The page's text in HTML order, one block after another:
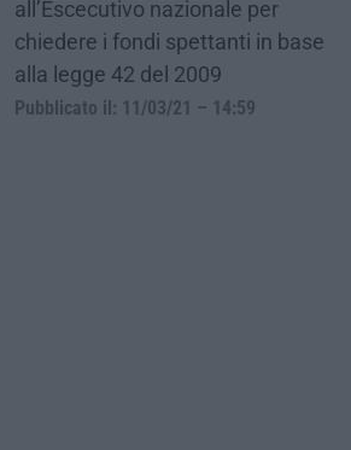
all’Escecutivo nazionale per
chiedere i fondi spettanti in base
alla legge 42 del 2009
Pubblicato il: 11/03/21 – 14:59